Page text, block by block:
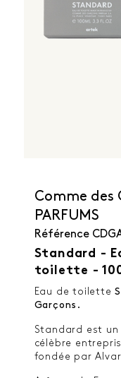
Comme des
PARFUMS
Référence
Standard -
toilette -
Eau de toilette
Garçons.
Standard est un
célèbre
fondée par